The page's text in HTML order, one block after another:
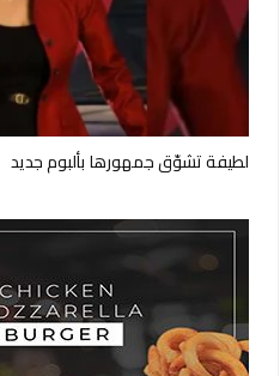
لطيفة تشوّق جمهورها بألبوم جديد